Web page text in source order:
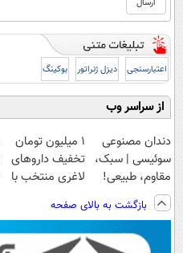
اعتبارسنجی دیزل ژنراتور بوکینگ
از سراسر وب
دندان مصنوعی
سوئیسی | سبک،
مقاوم، طبیعی!
ویزیت
رایگان+پرداخت
اقساطی😍
۱ میلیون تومان
تخفیف داروهای
لاغری منتخب با
داروخانه نزدیکتبازگشت به بالای صفحه